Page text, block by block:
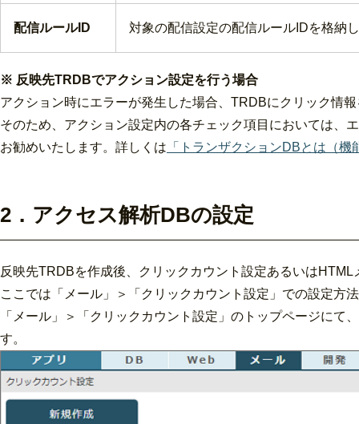
配信ルールID 対象の配信設定の配信ルールIDを格納
※ 反映先TRDBでアクション設定を行う場合
アクション時にエラーが発生した場合、TRDBにクリック情
そのため、アクション設定内の各チェック項目においては、
お勧めいたします。詳しくは 「トランザクションDBとは（機
2．アクセス解析DBの設定
反映先TRDBを作成後、クリックカウント設定あるいは
ここでは「メール」＞「クリックカウント設定」での設定方
「メール」＞「クリックカウント設定」のトップページに
す。